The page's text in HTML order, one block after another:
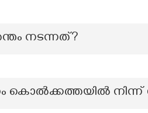
നടന്നത്?
കൊൽക്കത്തയിൽ നിന്ന്